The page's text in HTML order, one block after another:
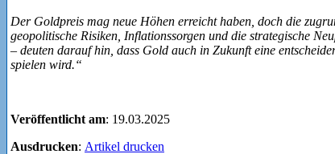
Der Goldpreis mag neue Höhen erreicht haben, doch die
geopolitische Risiken, Inflationssorgen und die strategische
– deuten darauf hin, dass Gold auch in Zukunft eine
spielen wird.“
Veröffentlicht am: 19.03.2025
Ausdrucken: Artikel drucken